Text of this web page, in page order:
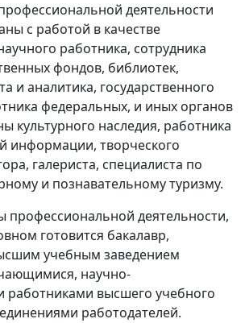
деятельности
с работой в качестве
работника, сотрудника
фондов, библиотек,
и аналитика, государственного
федеральных, и иных органов
культурного наследия, работника
информации, творческого
галериста, специалиста по
и познавательному туризму.
профессиональной деятельности,
готовится бакалавр,
учебным заведением
научно-
работниками высшего учебного
работодателей.